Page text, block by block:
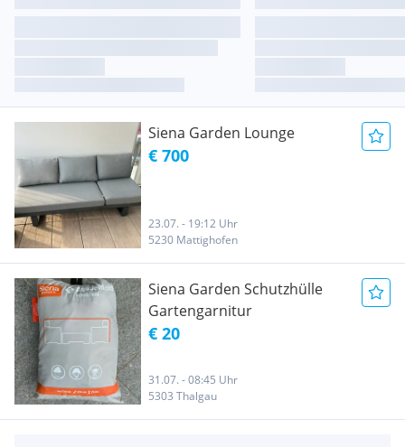
Siena Garden Lounge
€ 700
23.07. - 19:12 Uhr
5230 Mattighofen
Siena Garden Schutzhülle
Gartengarnitur
€ 20
31.07. - 08:45 Uhr
5303 Thalgau